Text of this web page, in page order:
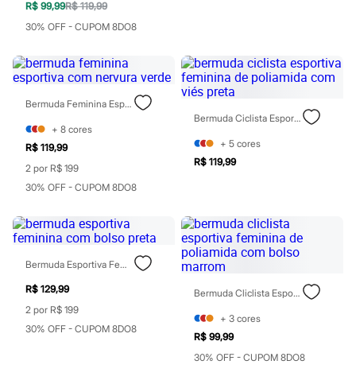
Todos os produtos
Novidades
Calças
Casacos e Jaquetas
Jeans
Saias
T-shirt
Vestidos
Acessórios
Alfaiataria
Calçados
Moda esportiva
Plus size
Special Basics
Calçados
Feminino
Botas
Chinelos
Pantufas
R$ 99,99R$ 119,99
30% OFF - CUPOM 8DO8
Bermuda Feminina Esportiva Com Nervura Verde
+ 8 cores
R$ 119,99
2 por R$ 199
30% OFF - CUPOM 8DO8
Bermuda Ciclista Esportiva Feminina De Poliamida Com Viés Preta
+ 5 cores
R$ 119,99
Bermuda Esportiva Feminina Com Bolso Preta
R$ 129,99
2 por R$ 199
30% OFF - CUPOM 8DO8
Bermuda Cliclista Esportiva Feminina De Poliamida Com Bolso Marrom
+ 3 cores
R$ 99,99
30% OFF - CUPOM 8DO8